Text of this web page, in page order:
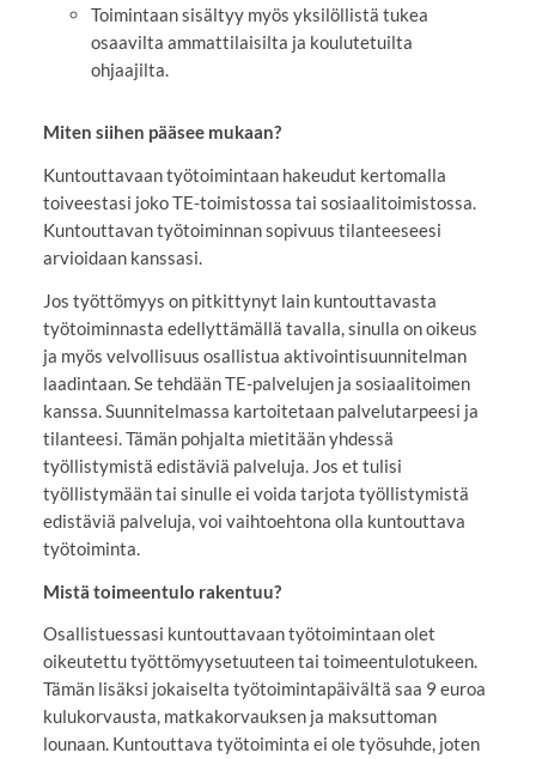
Toimintaan sisältyy myös yksilöllistä tukea
osaavilta ammattilaisilta ja koulutetuilta
ohjaajilta.
Miten siihen pääsee mukaan?
Kuntouttavaan työtoimintaan hakeudut kertomalla
toiveestasi joko TE-toimistossa tai sosiaalitoimistossa.
Kuntouttavan työtoiminnan sopivuus tilanteeseesi
arvioidaan kanssasi.
Jos työttömyys on pitkittynyt lain kuntouttavasta
työtoiminnasta edellyttämällä tavalla, sinulla on oikeus
ja myös velvollisuus osallistua aktivointisuunnitelman
laadintaan. Se tehdään TE-palvelujen ja sosiaalitoimen
kanssa. Suunnitelmassa kartoitetaan palvelutarpeesi ja
tilanteesi. Tämän pohjalta mietitään yhdessä
työllistymistä edistäviä palveluja. Jos et tulisi
työllistymään tai sinulle ei voida tarjota työllistymistä
edistäviä palveluja, voi vaihtoehtona olla kuntouttava
työtoiminta.
Mistä toimeentulo rakentuu?
Osallistuessasi kuntouttavaan työtoimintaan olet
oikeutettu työttömyysetuuteen tai toimeentulotukeen.
Tämän lisäksi jokaiselta työtoimintapäivältä saa 9 euroa
kulukorvausta, matkakorvauksen ja maksuttoman
lounaan. Kuntouttava työtoiminta ei ole työsuhde, joten